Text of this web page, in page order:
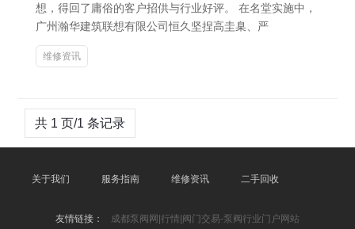
想，得回了庸俗的客户招供与行业好评。 在名堂实施中，
广州瀚华建筑联想有限公司恒久坚捏高圭臬、严
维修资讯
共 1 页/1 条记录
关于我们 服务指南 维修资讯 二手回收
友情链接：
成都泵阀网|行情|阀门交易-泵阀行业门户网站